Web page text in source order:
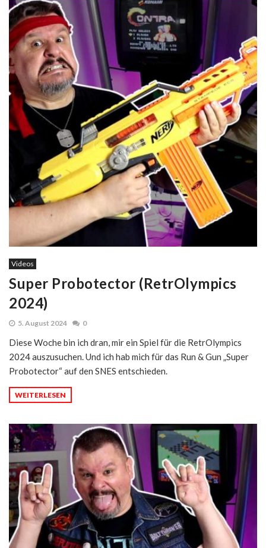
Videos
Super Probotector (RetrOlympics
2024)
5. August 2024 0
Diese Woche bin ich dran, mir ein Spiel für die RetrOlympics
2024 auszusuchen. Und ich hab mich für das Run & Gun „Super
Probotector“ auf den SNES entschieden.
WEITERLESEN